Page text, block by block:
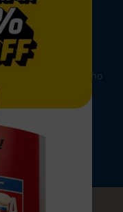
é um vinho
Gaúcha pela
de uva
Cabernet
coloração vermelho
mirtilo,
e
Reserva
massas e